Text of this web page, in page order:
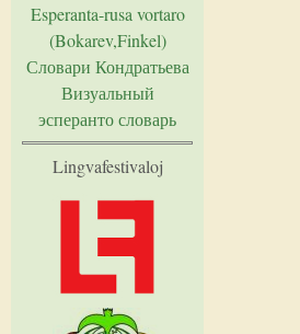
Esperanta-rusa vortaro
(Bokarev,Finkel)
Словари Кондратьева
Визуальный
эсперанто словарь
Lingvafestivaloj